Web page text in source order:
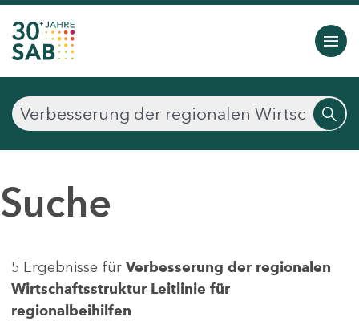
Suche
5 Ergebnisse für Verbesserung der regionalen
Wirtschaftsstruktur Leitlinie für
regionalbeihilfen